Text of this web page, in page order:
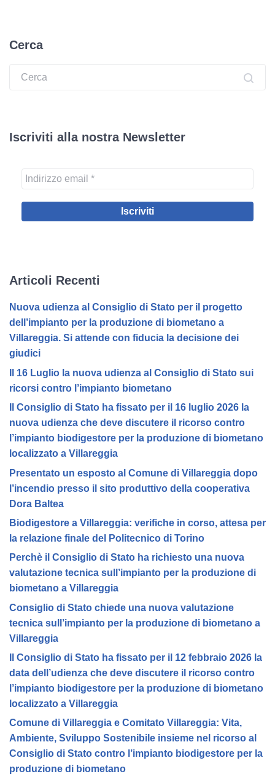
Cerca
Ricerca:
Iscriviti alla nostra Newsletter
Articoli Recenti
Nuova udienza al Consiglio di Stato per il progetto
dell’impianto per la produzione di biometano a
Villareggia. Si attende con fiducia la decisione dei
giudici
Il 16 Luglio la nuova udienza al Consiglio di Stato sui
ricorsi contro l’impianto biometano
Il Consiglio di Stato ha fissato per il 16 luglio 2026 la
nuova udienza che deve discutere il ricorso contro
l’impianto biodigestore per la produzione di biometano
localizzato a Villareggia
Presentato un esposto al Comune di Villareggia dopo
l’incendio presso il sito produttivo della cooperativa
Dora Baltea
Biodigestore a Villareggia: verifiche in corso, attesa per
la relazione finale del Politecnico di Torino
Perchè il Consiglio di Stato ha richiesto una nuova
valutazione tecnica sull’impianto per la produzione di
biometano a Villareggia
Consiglio di Stato chiede una nuova valutazione
tecnica sull’impianto per la produzione di biometano a
Villareggia
Il Consiglio di Stato ha fissato per il 12 febbraio 2026 la
data dell’udienza che deve discutere il ricorso contro
l’impianto biodigestore per la produzione di biometano
localizzato a Villareggia
Comune di Villareggia e Comitato Villareggia: Vita,
Ambiente, Sviluppo Sostenibile insieme nel ricorso al
Consiglio di Stato contro l’impianto biodigestore per la
produzione di biometano